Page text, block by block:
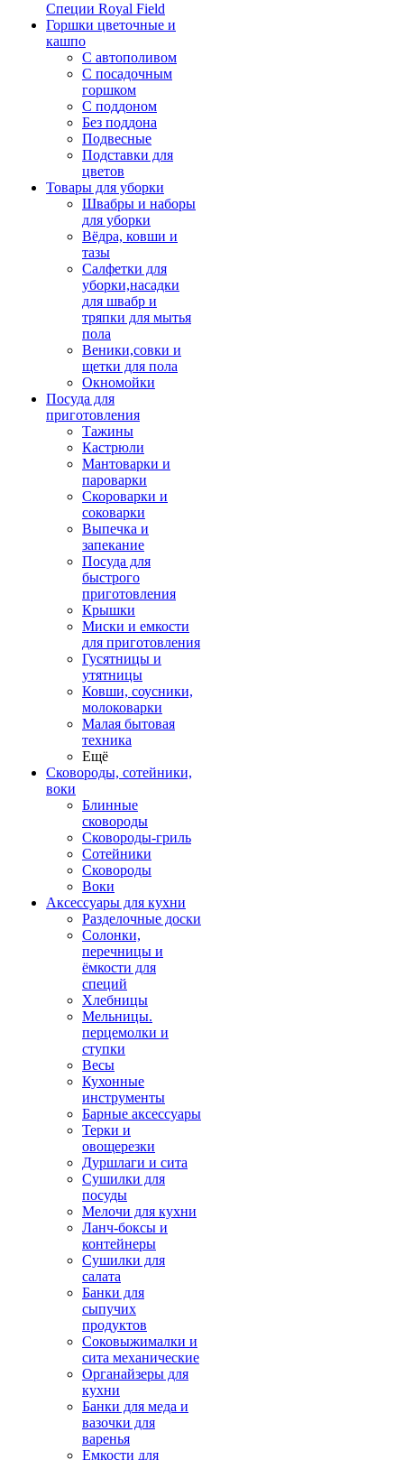
Специи Royal Field
Горшки цветочные и
кашпо
С автополивом
С посадочным
горшком
С поддоном
Без поддона
Подвесные
Подставки для
цветов
Товары для уборки
Швабры и наборы
для уборки
Вёдра, ковши и
тазы
Салфетки для
уборки,насадки
для швабр и
тряпки для мытья
пола
Веники,совки и
щетки для пола
Окномойки
Посуда для
приготовления
Тажины
Кастрюли
Мантоварки и
пароварки
Скороварки и
соковарки
Выпечка и
запекание
Посуда для
быстрого
приготовления
Крышки
Миски и емкости
для приготовления
Гусятницы и
утятницы
Ковши, соусники,
молоковарки
Малая бытовая
техника
Ещё
Сковороды, сотейники,
воки
Блинные
сковороды
Сковороды-гриль
Сотейники
Сковороды
Воки
Аксессуары для кухни
Разделочные доски
Солонки,
перечницы и
ёмкости для
специй
Хлебницы
Мельницы.
перцемолки и
ступки
Весы
Кухонные
инструменты
Барные аксессуары
Терки и
овощерезки
Дуршлаги и сита
Сушилки для
посуды
Мелочи для кухни
Ланч-боксы и
контейнеры
Сушилки для
салата
Банки для
сыпучих
продуктов
Соковыжималки и
сита механические
Органайзеры для
кухни
Банки для меда и
вазочки для
варенья
Емкости для